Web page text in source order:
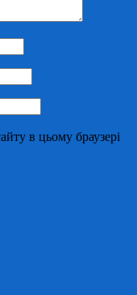
в цьому браузері